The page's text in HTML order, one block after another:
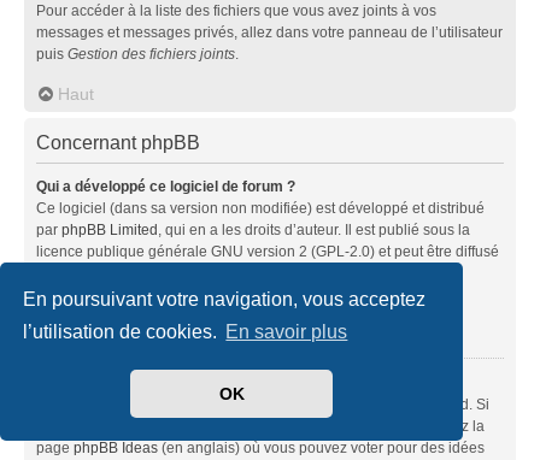
En poursuivant votre navigation, vous acceptez
l’utilisation de cookies. En savoir plus
OK
Pour accéder à la liste des fichiers que vous avez joints à vos
messages et messages privés, allez dans votre panneau de l’utilisateur
puis Gestion des fichiers joints.
Haut
Concernant phpBB
Qui a développé ce logiciel de forum ?
Ce logiciel (dans sa version non modifiée) est développé et distribué
par phpBB Limited, qui en a les droits d’auteur. Il est publié sous la
licence publique générale GNU version 2 (GPL-2.0) et peut être diffusé
À propos de phpBB» (en anglais).
Haut
Ce logiciel a été développé et mis sous licence par phpBB Limited. Si
vous pensez qu’une fonctionnalité nécessite d’être ajoutée, visitez la
page phpBB Ideas (en anglais) où vous pouvez voter pour des idées